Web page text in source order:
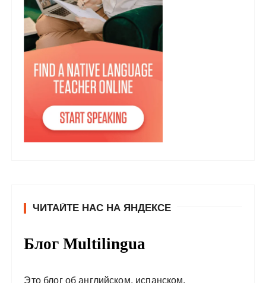
ЧИТАЙТЕ НАС НА ЯНДЕКСЕ
Блог Multilingua
Это блог об английском, испанском,